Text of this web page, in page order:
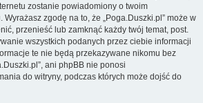
zostanie powiadomiony o twoim
Wyrażasz zgodę na to, że „Poga.Duszki.pl” może w
przenieść lub zamknąć każdy twój temat, post.
wszystkich podanych przez ciebie informacji
te nie będą przekazywane nikomu bez
ani phpBB nie ponosi
do witryny, podczas których może dojść do